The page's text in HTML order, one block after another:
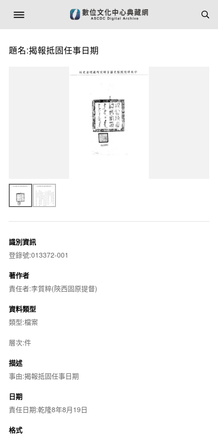
題名:揭報抵固任事日期
識別資訊
登錄號:013372-001
著作者
責任者:李質粹(陝西固原提督)
資料類型
類型:檔案
層次:件
描述
事由:揭報抵固任事日期
日期
責任日期:乾隆8年8月19日
格式